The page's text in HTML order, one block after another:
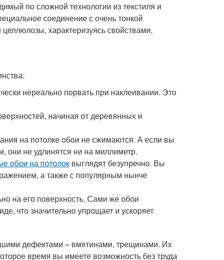
по сложной технологии из текстиля и
соединение с очень тонкой
характеризуясь свойствами,
нереально порвать при наклеивании. Это
начиная от деревянных и
на потолке обои не сжимаются. А если вы
они не удлинятся ни на миллиметр.
обои на потолок выглядят безупречно. Вы
а также с популярным нынче
на его поверхность. Сами же обои
что значительно упрощает и ускоряет
дефектами – вмятинами, трещинами. Их
время вы имеете возможность без труда